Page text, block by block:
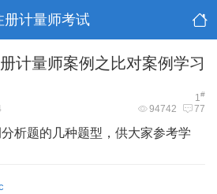
册计量师考试
计量师案例之比对案例学习
1#
94742 77
析题的几种题型，供大家参考学